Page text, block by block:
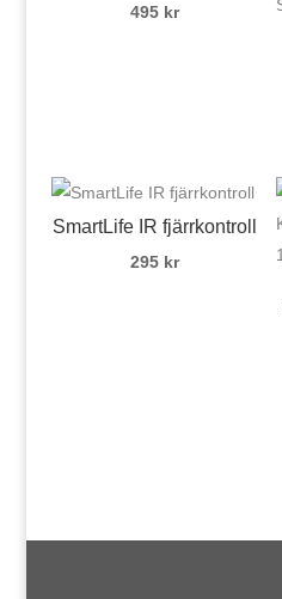
495 kr
SmartLife IR fjärrkontroll
295 kr